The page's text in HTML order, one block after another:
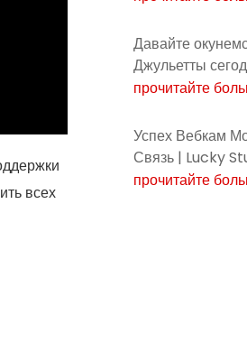
всех
Давайте
Джульетты
прочитайте
Успех Вебкам
Связь | Lucky
прочитайте